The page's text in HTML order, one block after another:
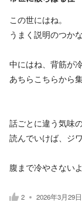
この世にはね。
うまく説明のつか
中にはね、背筋が
あちらこちらから
話ごとに違う気味
読んでいけば、ジ
腹まで冷やさない
2 2026年3月29